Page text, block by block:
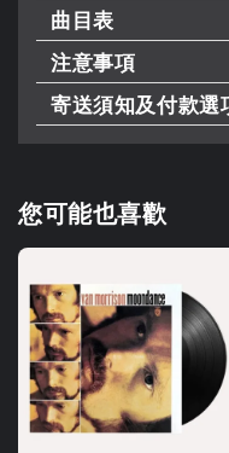
曲目表
注意事項
寄送須知及付款選
您可能也喜歡